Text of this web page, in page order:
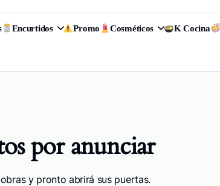
Encurtidos Promo Cosméticos K Cocina
por anunciar
y pronto abrirá sus puertas.